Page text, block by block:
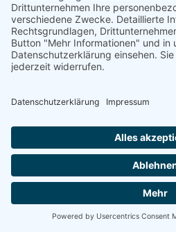
Eine weitergehende Übermittlung der
dann, wenn Sie der Übermittlung
Eine Weitergabe Ihrer Daten an Dritte
Einwilligung, etwa zu Zwecken der
Vertrags oder vorvertraglicher
Zahlungsdienste
Wir binden Zahlungsdienste von
Website ein. Wenn Sie einen Kauf bei
Zahlungsdaten (z. B. Name,
Kreditkartennummer) vom
Zahlungsabwicklung verarbeitet. Für
jeweiligen Vertrags- und